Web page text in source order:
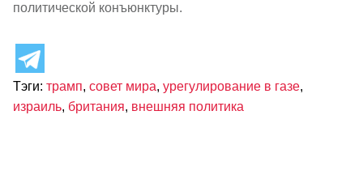
политической конъюнктуры.
Тэги: трамп, совет мира, урегулирование в газе,
израиль, британия, внешняя политика